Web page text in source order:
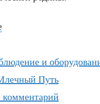
и
Путь
комментарий